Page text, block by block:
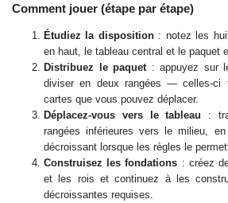
Comment jouer (étape par étape)
Étudiez la disposition: notez les
en haut, le tableau central et le paquet
Distribuez le paquet : appuyez sur
diviser en deux rangées — celles-ci
cartes que vous pouvez déplacer.
Déplacez-vous vers le tableau :
rangées inférieures vers le milieu,
décroissant lorsque les règles le
Construisez les fondations : créez
et les rois et continuez à les
décroissantes requises.